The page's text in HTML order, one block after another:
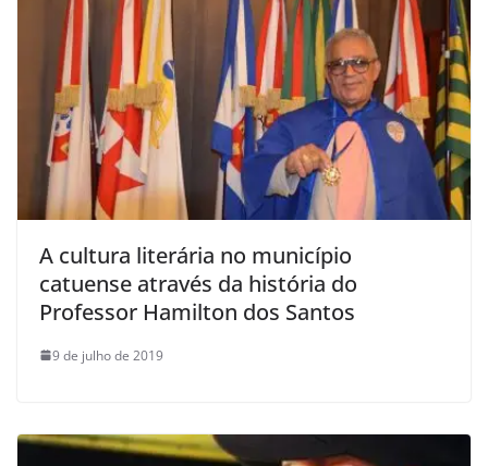
A cultura literária no município
catuense através da história do
Professor Hamilton dos Santos
9 de julho de 2019